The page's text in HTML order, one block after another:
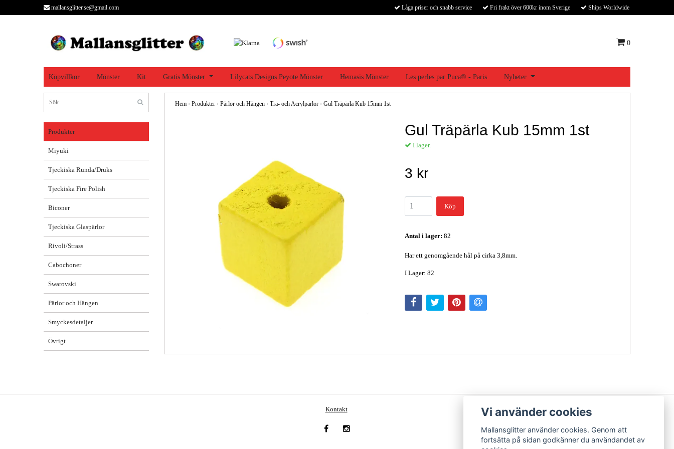
mallansglitter.se@gmail.com Låga priser och snabb service Fri frakt över 600kr inom Sverige Ships Worldwide
0
Köpvillkor Mönster Kit Gratis Mönster Lilycats Designs Peyote Mönster Hemasis Mönster Les perles par Puca® - Paris Nyheter
Produkter
Miyuki
Tjeckiska Runda/Druks
Tjeckiska Fire Polish
Biconer
Tjeckiska Glaspärlor
Rivoli/Strass
Cabochoner
Swarovski
Pärlor och Hängen
Smyckesdetaljer
Övrigt
Hem › Produkter › Pärlor och Hängen › Trä- och Acrylpärlor › Gul Träpärla Kub 15mm 1st
Gul Träpärla Kub 15mm 1st
I lager.
3 kr
Köp
Antal i lager: 82
Har ett genomgående hål på cirka 3,8mm.
I Lager: 82
Kontakt Vi använder cookies
Mallansglitter använder cookies. Genom att
fortsätta på sidan godkänner du användandet av